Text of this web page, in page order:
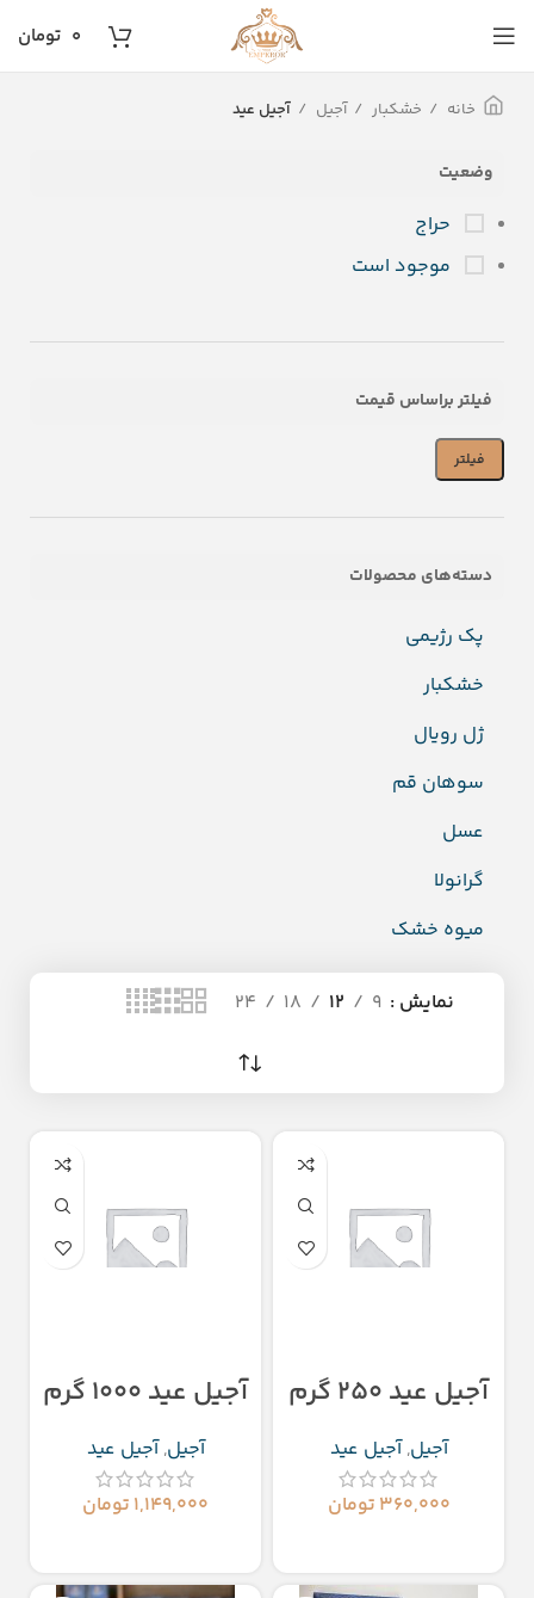
۰ تومان
خانه خشکبار آجیل آجیل عید
وضعیت
حراج
موجود است
فیلتر براساس قیمت
فیلتر
دسته‌های محصولات
پک رژیمی
خشکبار
ژل رویال
سوهان قم
عسل
گرانولا
میوه خشک
نمایش 9
12
18
24
آجیل عید ۲۵۰ گرم
آجیل,آجیل عید
۳۶۰,۰۰۰ تومان
آجیل عید ۱۰۰۰ گرم
آجیل,آجیل عید
۱,۱۴۹,۰۰۰ تومان